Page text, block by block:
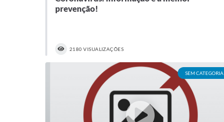
prevenção!
2180 VISUALIZAÇÕES
SEM CATEGORIA